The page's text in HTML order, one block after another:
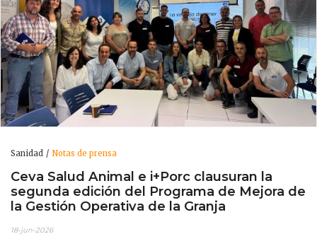
Sanidad Notas de prensa
Ceva Salud Animal e i+Porc clausuran la
segunda edición del Programa de Mejora de
la Gestión Operativa de la Granja
18-jun-2026